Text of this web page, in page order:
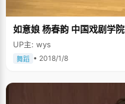
如意娘 杨春韵 中国戏剧学院
UP主: wys
舞蹈 • 2018/1/8